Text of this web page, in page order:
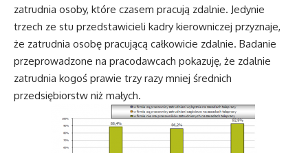
zatrudnia osoby, które czasem pracują zdalnie. Jedynie
trzech ze stu przedstawicieli kadry kierowniczej przyznaje,
że zatrudnia osobę pracującą całkowicie zdalnie. Badanie
przeprowadzone na pracodawcach pokazuję, że zdalnie
zatrudnia kogoś prawie trzy razy mniej średnich
przedsiębiorstw niż małych.